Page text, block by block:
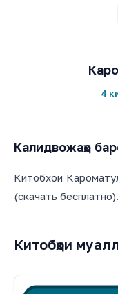
4
Калидвожаҳо
Китобхои
(скачать бесплатно).
Китобҳои